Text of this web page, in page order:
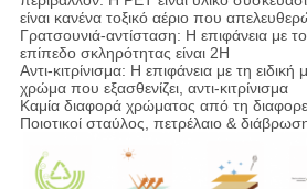
είναι κανένα τοξικό αέριο που
Γρατσουνιά-αντίσταση: Η επιφάνεια με
επίπεδο σκληρότητας είναι 2H
Αντι-κιτρίνισμα: Η επιφάνεια με τη ειδική
χρώμα που εξασθενίζει, αντι-κιτρίνισμα
Καμία διαφορά χρώματος από τη
Ποιοτικοί σταύλος, πετρέλαιο &